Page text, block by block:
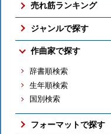
売れ筋ランキング
売れ筋の新譜
売れ筋のCD
売れ筋の映像メディア
売れ筋の交響曲
売れ筋のバレエ（映像）
売れ筋のピアノ
総合（上位300件）
ジャンルで探す
交響曲
協奏曲
室内楽曲
ピアノ曲
作曲家で探す
辞書順検索
生年順検索
国別検索
フォーマットで探す